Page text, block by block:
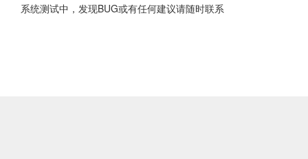
系统测试中，发现BUG或有任何建议请随时联系